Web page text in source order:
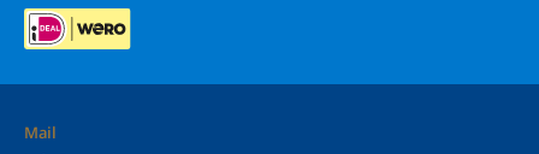
Mail